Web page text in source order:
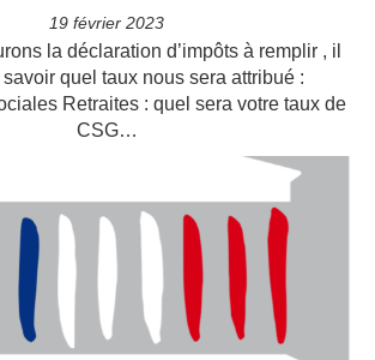
19 février 2023
la déclaration d’impôts à remplir , il
quel taux nous sera attribué :
Retraites : quel sera votre taux de
CSG…